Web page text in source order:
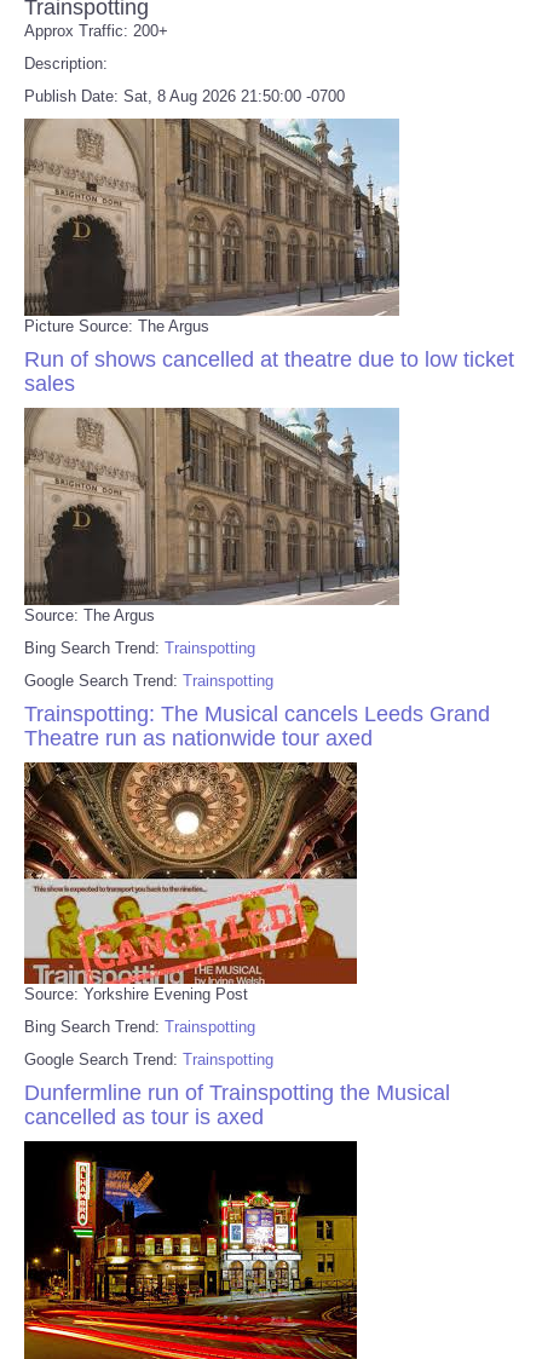
Trainspotting
Approx Traffic: 200+
Description:
Publish Date: Sat, 8 Aug 2026 21:50:00 -0700
Picture Source: The Argus
Run of shows cancelled at theatre due to low ticket
sales
Source: The Argus
Bing Search Trend: Trainspotting
Google Search Trend: Trainspotting
Trainspotting: The Musical cancels Leeds Grand
Theatre run as nationwide tour axed
Source: Yorkshire Evening Post
Bing Search Trend: Trainspotting
Google Search Trend: Trainspotting
Dunfermline run of Trainspotting the Musical
cancelled as tour is axed